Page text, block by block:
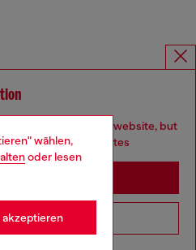
wählen,
oder lesen
akzeptieren
Deutschland website, but
based in United States
to United States